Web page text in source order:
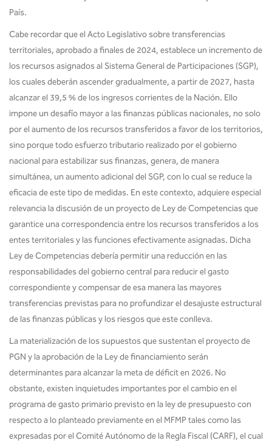
País.
Cabe recordar que el Acto Legislativo sobre transferencias
territoriales, aprobado a finales de 2024, establece un incremento de
los recursos asignados al Sistema General de Participaciones (SGP),
los cuales deberán ascender gradualmente, a partir de 2027, hasta
alcanzar el 39,5 % de los ingresos corrientes de la Nación. Ello
impone un desafío mayor a las finanzas públicas nacionales, no solo
por el aumento de los recursos transferidos a favor de los territorios,
sino porque todo esfuerzo tributario realizado por el gobierno
nacional para estabilizar sus finanzas, genera, de manera
simultánea, un aumento adicional del SGP, con lo cual se reduce la
eficacia de este tipo de medidas. En este contexto, adquiere especial
relevancia la discusión de un proyecto de Ley de Competencias que
garantice una correspondencia entre los recursos transferidos a los
entes territoriales y las funciones efectivamente asignadas. Dicha
Ley de Competencias debería permitir una reducción en las
responsabilidades del gobierno central para reducir el gasto
correspondiente y compensar de esa manera las mayores
transferencias previstas para no profundizar el desajuste estructural
de las finanzas públicas y los riesgos que este conlleva.
La materialización de los supuestos que sustentan el proyecto de
PGN y la aprobación de la Ley de financiamiento serán
determinantes para alcanzar la meta de déficit en 2026. No
obstante, existen inquietudes importantes por el cambio en el
programa de gasto primario previsto en la ley de presupuesto con
respecto a lo planteado previamente en el MFMP tales como las
expresadas por el Comité Autónomo de la Regla Fiscal (CARF), el cual